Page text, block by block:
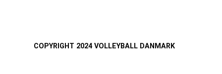
COPYRIGHT 2024 VOLLEYBALL DANMARK